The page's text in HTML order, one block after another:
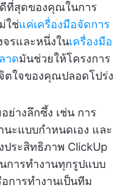
ที่สุดของคุณในการ
ใช่แค่เครื่องมือจัดการ
รและหนึ่งในเครื่องมือ
าดมันช่วยให้โครงการ
ตใจของคุณปลอดโปร่ง
างลึกซึ้ง เช่น การ
นะแบบกำหนดเอง และ
ระสิทธิภาพ ClickUp
การทำงานทุกรูปแบบ
การทำงานเป็นทีม